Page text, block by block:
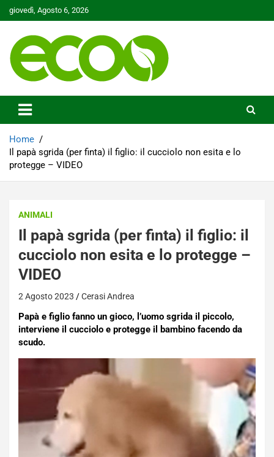
Skip
to
giovedì, Agosto 6, 2026
Ecoo.it
Home
Il papà sgrida (per finta) il figlio: il cucciolo non esita e lo
protegge – VIDEO
ANIMALI
Il papà sgrida (per finta) il figlio: il
cucciolo non esita e lo protegge –
VIDEO
2 Agosto 2023 Cerasi Andrea
Papà e figlio fanno un gioco, l’uomo sgrida il piccolo,
interviene il cucciolo e protegge il bambino facendo da
scudo.